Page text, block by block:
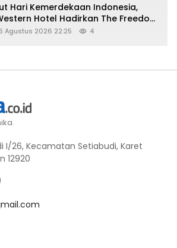
Hari Kemerdekaan Indonesia,
Hotel Hadirkan The Freedom
Hingga 45%
Agustus 2026 22:25 4
I/26, Kecamatan Setiabudi, Karet
12920